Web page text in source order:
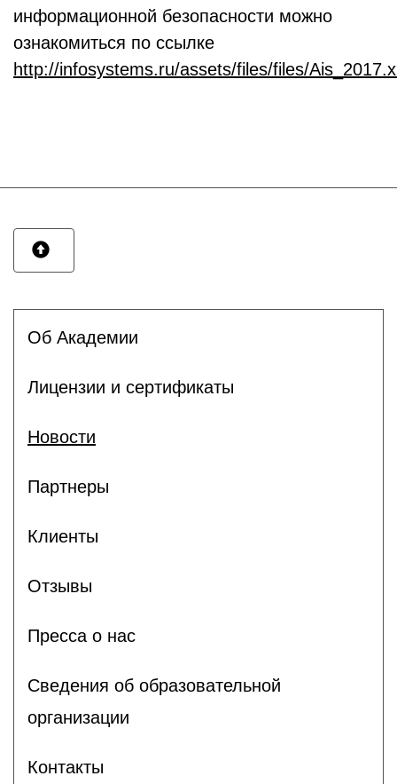
информационной безопасности можно
ознакомиться по ссылке
http://infosystems.ru/assets/files/files/
Об Академии
Лицензии и сертификаты
Новости
Партнеры
Клиенты
Отзывы
Пресса о нас
Сведения об образовательной
организации
Контакты